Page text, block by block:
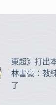
東超》打出
林書豪：教
了